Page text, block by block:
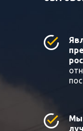
Мы